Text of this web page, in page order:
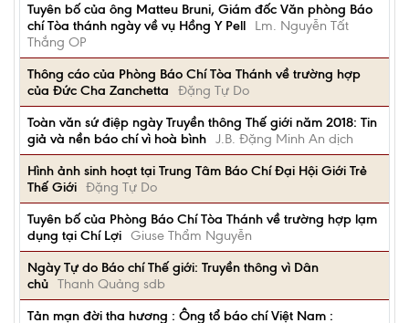
Tuyên bố của ông Matteu Bruni, Giám đốc Văn phòng Báo
chí Tòa thánh ngày về vụ Hồng Y Pell
Lm. Nguyễn Tất
Thắng OP
Thông cáo của Phòng Báo Chí Tòa Thánh về trường hợp
của Đức Cha Zanchetta
Đặng Tự Do
Toàn văn sứ điệp ngày Truyền thông Thế giới năm 2018: Tin
giả và nền báo chí vì hoà bình J.B. Đặng Minh An dịch
Hình ảnh sinh hoạt tại Trung Tâm Báo Chí Đại Hội Giới Trẻ
Thế Giới Đặng Tự Do
Tuyên bố của Phòng Báo Chí Tòa Thánh về trường hợp lạm
dụng tại Chí Lợi Giuse Thẩm Nguyễn
Ngày Tự do Báo chí Thế giới: Truyền thông vì Dân
chủ Thanh Quảng sdb
Tản mạn đời tha hương : Ông tổ báo chí Việt Nam :